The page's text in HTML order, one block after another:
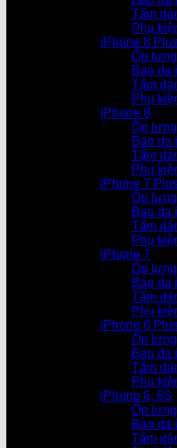
Tấm
Phụ
iPhone 8
Ốp
Bao da
Tấm
Phụ
iPhone 8
Ốp
Bao da
Tấm
Phụ
iPhone 7
Ốp
Bao da
Tấm
Phụ
iPhone 7
Ốp
Bao da
Tấm
Phụ
iPhone 6
Ốp
Bao da
Tấm
Phụ
iPhone 6, 6S
Ốp
Bao da
Tấm